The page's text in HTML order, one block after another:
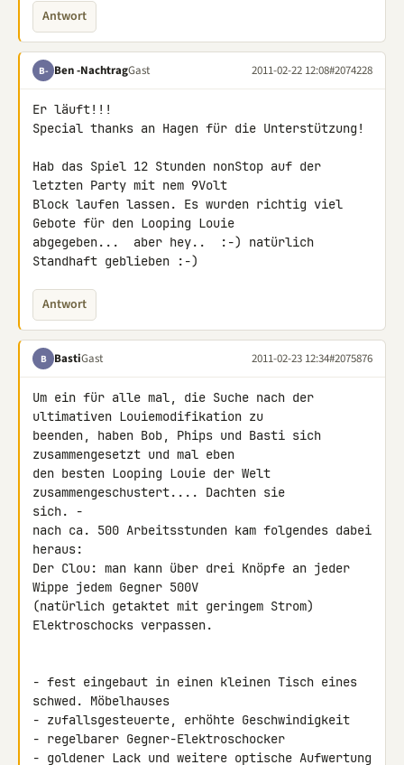
Antwort
B- Ben -NachtragGast 2011-02-22 12:08#2074228
Er läuft!!!
Special thanks an Hagen für die Unterstützung!
Hab das Spiel 12 Stunden nonStop auf der
letzten Party mit nem 9Volt
Block laufen lassen. Es wurden richtig viel
Gebote für den Looping Louie
abgegeben...  aber hey..  :-) natürlich
Standhaft geblieben :-)
Antwort
B BastiGast 2011-02-23 12:34#2075876
Um ein für alle mal, die Suche nach der
ultimativen Louiemodifikation zu
beenden, haben Bob, Phips und Basti sich
zusammengesetzt und mal eben
den besten Looping Louie der Welt
zusammengeschustert.... Dachten sie
sich. -
nach ca. 500 Arbeitsstunden kam folgendes dabei
heraus:
Der Clou: man kann über drei Knöpfe an jeder
Wippe jedem Gegner 500V
(natürlich getaktet mit geringem Strom)
Elektroschocks verpassen.
- fest eingebaut in einen kleinen Tisch eines
schwed. Möbelhauses
- zufallsgesteuerte, erhöhte Geschwindigkeit
- regelbarer Gegner-Elektroschocker
- goldener Lack und weitere optische Aufwertung